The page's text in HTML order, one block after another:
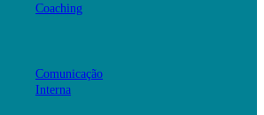
Coaching
Comunicação
Interna